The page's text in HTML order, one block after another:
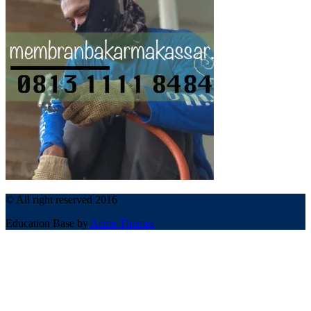
© All right reserved 2016
Education Base by Acme Themes